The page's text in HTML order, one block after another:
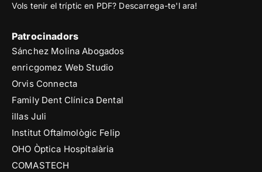
Vols tenir el tríptic en PDF? Descarrega-te'l ara!
Patrocinadors
Sánchez Molina Abogados
enricgomez Web Studio
Orvis Connecta
Family Dent Clínica Dental
illas Juli
Institut Oftalmològic Felip
OHO Òptica Hospitalària
COMASTECH